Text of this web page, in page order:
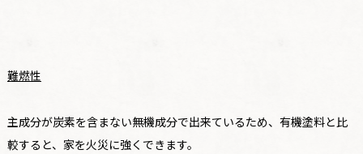
難燃性
主成分が炭素を含まない無機成分で出来ているため、有機塗料と比
較すると、家を火災に強くできます。